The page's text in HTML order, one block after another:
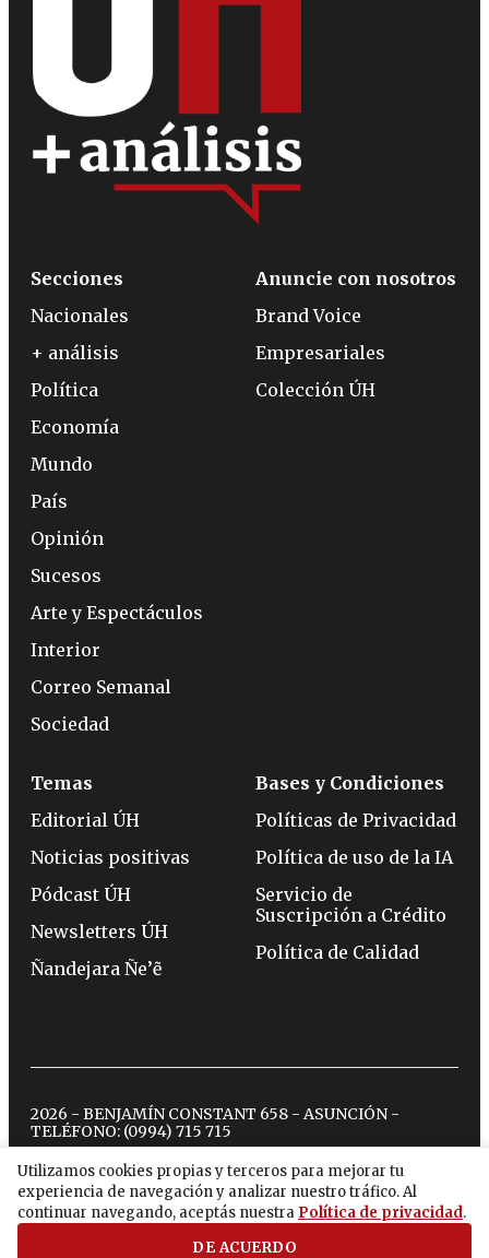
Utilizamos cookies propias y terceros para mejorar tu
experiencia de navegación y analizar nuestro tráfico. Al
continuar navegando, aceptás nuestra Política de privacidad.
DE ACUERDO
Secciones
Nacionales
+ análisis
Política
Economía
Mundo
País
Opinión
Sucesos
Arte y Espectáculos
Interior
Correo Semanal
Sociedad
Anuncie con nosotros
Brand Voice
Empresariales
Colección ÚH
Temas
Editorial ÚH
Noticias positivas
Pódcast ÚH
Newsletters ÚH
Ñandejara Ñe’ẽ
Bases y Condiciones
Políticas de Privacidad
Política de uso de la IA
Servicio de
Suscripción a Crédito
Política de Calidad
2026 - BENJAMÍN CONSTANT 658 - ASUNCIÓN -
TELÉFONO: (0994) 715 715
twitterinstagram
facebook
tiktokyoutubespotify